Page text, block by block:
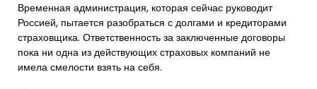
Временная администрация, которая сейчас руководит
Россией, пытается разобраться с долгами и кредиторами
страховщика. Ответственность за заключенные договоры
пока ни одна из действующих страховых компаний не
имела смелости взять на себя.